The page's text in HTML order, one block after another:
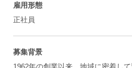
雇用形態
正社員
募集背景
1962年の創業以来、地域に密着し